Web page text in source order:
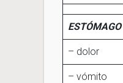
ESTÓMAGO
– dolor
– vómito